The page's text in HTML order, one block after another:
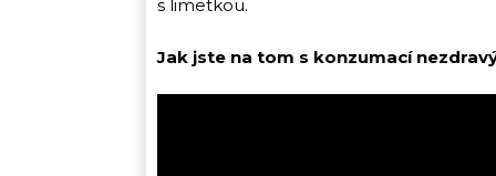
s limetkou.
Jak jste na tom s konzumací